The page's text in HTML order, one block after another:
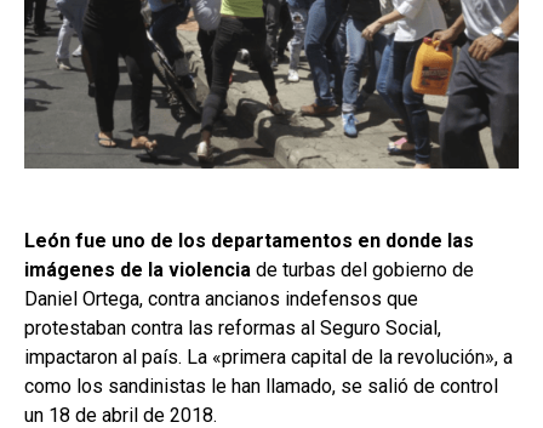
León fue uno de los departamentos en donde las
imágenes de la violencia de turbas del gobierno de
Daniel Ortega, contra ancianos indefensos que
protestaban contra las reformas al Seguro Social,
impactaron al país. La «primera capital de la revolución», a
como los sandinistas le han llamado, se salió de control
un 18 de abril de 2018.